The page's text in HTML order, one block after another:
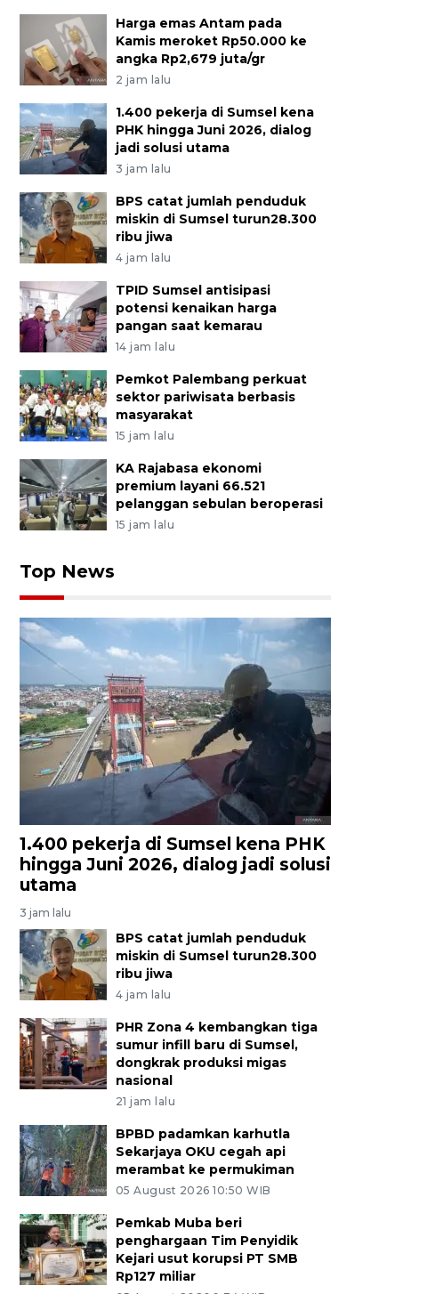
Harga emas Antam pada
Kamis meroket Rp50.000 ke
angka Rp2,679 juta/gr
2 jam lalu
1.400 pekerja di Sumsel kena
PHK hingga Juni 2026, dialog
jadi solusi utama
3 jam lalu
BPS catat jumlah penduduk
miskin di Sumsel turun28.300
ribu jiwa
4 jam lalu
TPID Sumsel antisipasi
potensi kenaikan harga
pangan saat kemarau
14 jam lalu
Pemkot Palembang perkuat
sektor pariwisata berbasis
masyarakat
15 jam lalu
KA Rajabasa ekonomi
premium layani 66.521
pelanggan sebulan beroperasi
15 jam lalu
Top News
1.400 pekerja di Sumsel kena PHK
hingga Juni 2026, dialog jadi solusi
utama
3 jam lalu
BPS catat jumlah penduduk
miskin di Sumsel turun28.300
ribu jiwa
4 jam lalu
PHR Zona 4 kembangkan tiga
sumur infill baru di Sumsel,
dongkrak produksi migas
nasional
21 jam lalu
BPBD padamkan karhutla
Sekarjaya OKU cegah api
merambat ke permukiman
05 August 2026 10:50 WIB
Pemkab Muba beri
penghargaan Tim Penyidik
Kejari usut korupsi PT SMB
Rp127 miliar